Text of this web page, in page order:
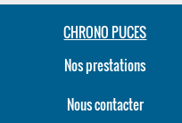
CHRONO PUCES
Nos prestations
Nous contacter